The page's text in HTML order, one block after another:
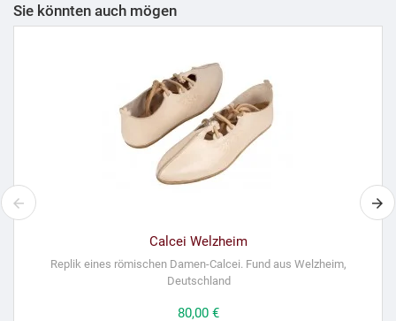
Sie könnten auch mögen
Calcei Welzheim
Replik eines römischen Damen-Calcei. Fund aus Welzheim,
Deutschland
Preis
80,00 €